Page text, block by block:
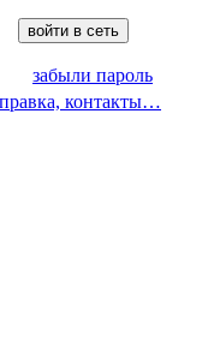
забыли пароль
контакты…